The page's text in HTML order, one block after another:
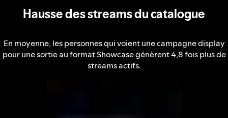
Hausse des streams du catalogue
En moyenne, les personnes qui voient une campagne display
pour une sortie au format Showcase génèrent 4,8 fois plus de
streams actifs.